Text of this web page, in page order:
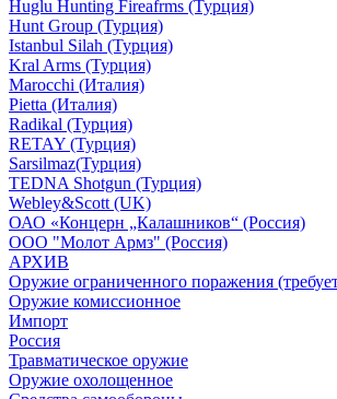
Huglu Hunting Fireafrms (Турция)
Hunt Group (Турция)
Istanbul Silah (Турция)
Kral Arms (Турция)
Marocchi (Италия)
Pietta (Италия)
Radikal (Турция)
RETAY (Турция)
Sarsilmaz(Турция)
TEDNA Shotgun (Турция)
Webley&Scott (UK)
ОАО «Концерн „Калашников“ (Россия)
ООО "Молот Армз" (Россия)
АРХИВ
Оружие ограниченного поражения
Оружие комиссионное
Импорт
Россия
Травматическое оружие
Оружие охолощенное